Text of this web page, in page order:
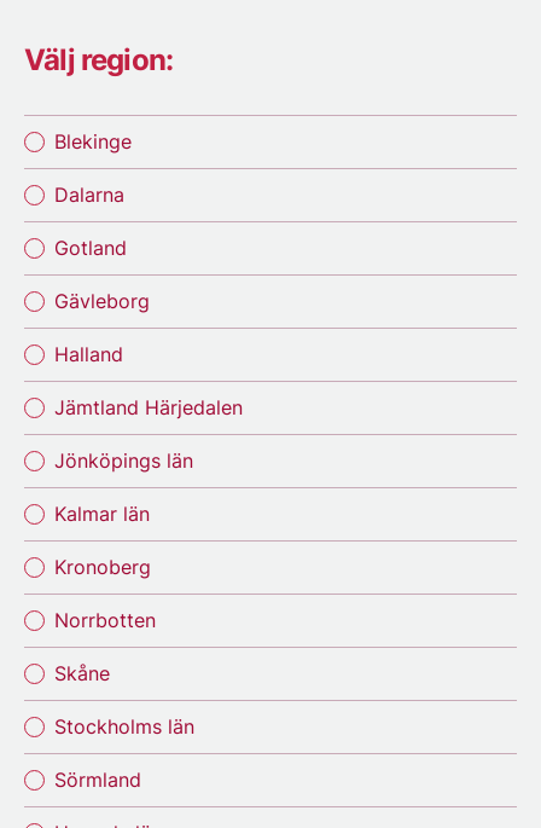
Välj region:
Blekinge
Dalarna
Gotland
Gävleborg
Halland
Jämtland Härjedalen
Jönköpings län
Kalmar län
Kronoberg
Norrbotten
Skåne
Stockholms län
Sörmland